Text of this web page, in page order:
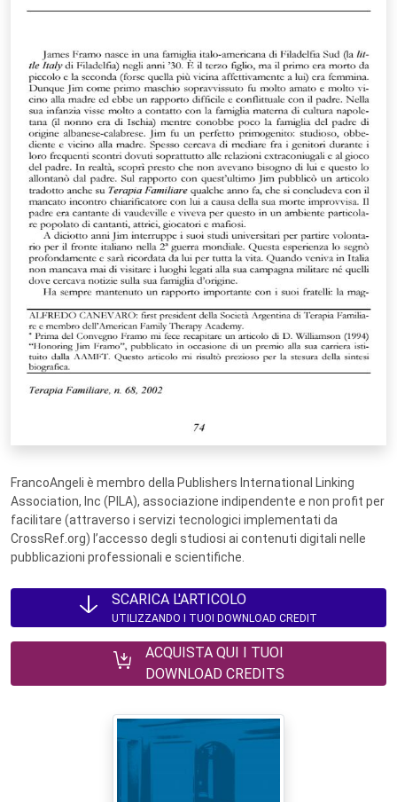
FrancoAngeli è membro della Publishers International Linking
Association, Inc (PILA), associazione indipendente e non profit per
facilitare (attraverso i servizi tecnologici implementati da
CrossRef.org) l’accesso degli studiosi ai contenuti digitali nelle
pubblicazioni professionali e scientifiche.
SCARICA L'ARTICOLO
UTILIZZANDO I TUOI DOWNLOAD CREDIT
ACQUISTA QUI I TUOI
DOWNLOAD CREDITS